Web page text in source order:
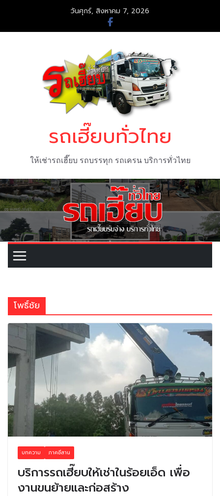
content
วันศุกร์, สิงหาคม 7, 2026
รถเฮี๊ยบทั่วไทย
ให้เช่ารถเฮี๊ยบ รถบรรทุก รถเครน บริการทั่วไทย
โพธิ์ชัย
บทความ ภาคอีสาน
บริการรถเฮี๊ยบให้เช่าในร้อยเอ็ด เพื่อ
งานขนย้ายและก่อสร้าง